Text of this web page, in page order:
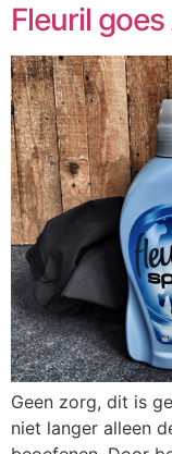
Fleuril
Geen zorg, dit is
niet langer alleen